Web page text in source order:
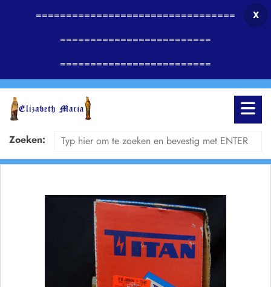
=================================
=========================
=========================
X
Zoeken: